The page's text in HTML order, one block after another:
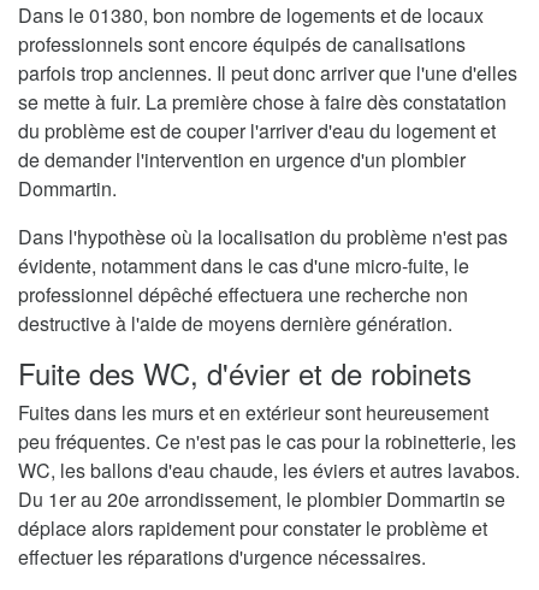
Dans le 01380, bon nombre de logements et de locaux
professionnels sont encore équipés de canalisations
parfois trop anciennes. Il peut donc arriver que l'une d'elles
se mette à fuir. La première chose à faire dès constatation
du problème est de couper l'arriver d'eau du logement et
de demander l'intervention en urgence d'un plombier
Dommartin.
Dans l'hypothèse où la localisation du problème n'est pas
évidente, notamment dans le cas d'une micro-fuite, le
professionnel dépêché effectuera une recherche non
destructive à l'aide de moyens dernière génération.
Fuite des WC, d'évier et de robinets
Fuites dans les murs et en extérieur sont heureusement
peu fréquentes. Ce n'est pas le cas pour la robinetterie, les
WC, les ballons d'eau chaude, les éviers et autres lavabos.
Du 1er au 20e arrondissement, le plombier Dommartin se
déplace alors rapidement pour constater le problème et
effectuer les réparations d'urgence nécessaires.